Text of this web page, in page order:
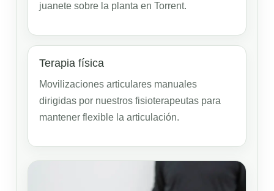
juanete sobre la planta en Torrent.
Terapia física
Movilizaciones articulares manuales
dirigidas por nuestros fisioterapeutas para
mantener flexible la articulación.